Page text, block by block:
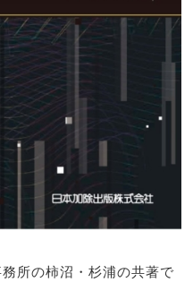
所の柿沼・杉浦の共著で